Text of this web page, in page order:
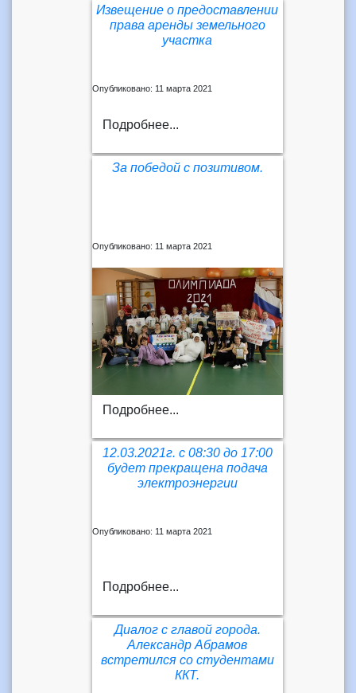
Извещение о предоставлении
права аренды земельного
участка
Опубликовано: 11 марта 2021
Подробнее...
За победой с позитивом.
Опубликовано: 11 марта 2021
Подробнее...
12.03.2021г. с 08:30 до 17:00
будет прекращена подача
электроэнергии
Опубликовано: 11 марта 2021
Подробнее...
Диалог с главой города.
Александр Абрамов
встретился со студентами
ККТ.